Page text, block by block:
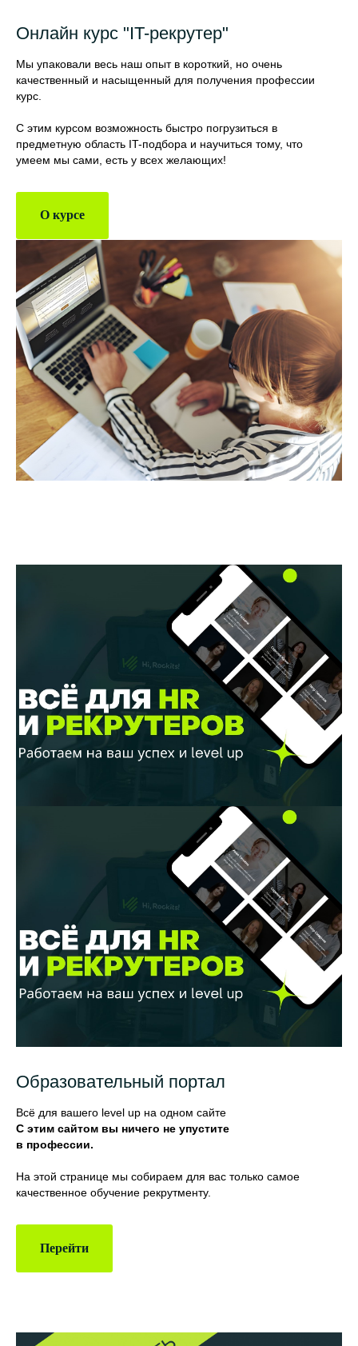
Онлайн курс "IT-рекрутер"
Мы упаковали весь наш опыт в короткий, но очень
качественный и насыщенный для получения профессии
курс.
С этим курсом возможность быстро погрузиться в
предметную область IT-подбора и научиться тому, что
умеем мы сами, есть у всех желающих!
О курсе
Образовательный портал
Всё для вашего level up на одном сайте
С этим сайтом вы ничего не упустите
в профессии.
На этой странице мы собираем для вас только самое
качественное обучение рекрутменту.
Перейти